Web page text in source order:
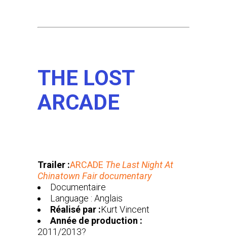
THE LOST
ARCADE
Trailer :ARCADE The Last Night At
Chinatown Fair documentary
Documentaire
Language : Anglais
Réalisé par :Kurt Vincent
Année de production :
2011/2013?